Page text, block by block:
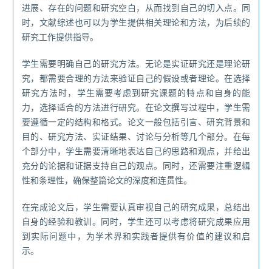
进展、存在的问题和研究空白，从而找到自己的切入点。同
时，文献综述也可以为学生提供相关理论和方法，为后续的
研究工作提供指导。
学生需要明确自己的研究方法。无论是实证研究还是理论研
究，都需要合理的方法来验证自己的假设或者理论。在选择
研究方法时，学生需要考虑到研究课题的特点和自身的能
力，选择适合的方法进行研究。在论文撰写过程中，学生需
要遵循一定的结构和格式。论文一般包括引言、研究背景和
目的、研究方法、实证结果、讨论与分析等几个部分。在每
个部分中，学生需要清晰地表达自己的思路和观点，并给出
充分的论据和证据支持自己的观点。同时，还需要注重逻辑
性和条理性，确保整篇论文的深度和连贯性。
在完成论文后，学生需要认真审视自己的研究成果，总结出
自身的经验和教训。同时，学生还可以考虑将研究成果应用
到实际问题中，为学术界和实践者提供有价值的建议和启
示。